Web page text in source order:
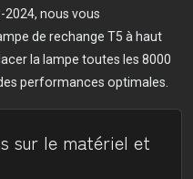
2024, nous vous
de rechange T5 à haut
la lampe toutes les 8000
performances optimales.
sur le matériel et